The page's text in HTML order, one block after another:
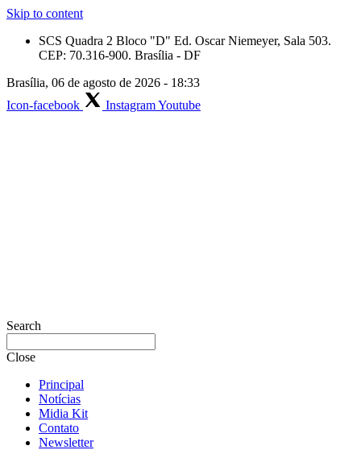
Skip to content
SCS Quadra 2 Bloco "D" Ed. Oscar Niemeyer, Sala 503.
CEP: 70.316-900. Brasília - DF
Brasília, 06 de agosto de 2026 - 18:33
Icon-facebook
InstagramYoutube
Search
Close
Principal
Notícias
Midia Kit
Contato
Newsletter